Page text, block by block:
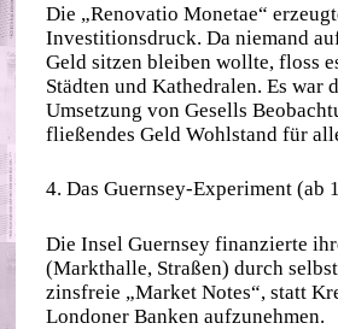
Die „Renovatio Monetae“
Investitionsdruck. Da niemand
Geld sitzen bleiben wollte, floss
Städten und Kathedralen. Es war
Umsetzung von Gesells
fließendes Geld Wohlstand für
4. Das Guernsey-Experiment (ab
Die Insel Guernsey finanzierte
(Markthalle, Straßen) durch
zinsfreie „Market Notes“, statt
Londoner Banken aufzunehmen.